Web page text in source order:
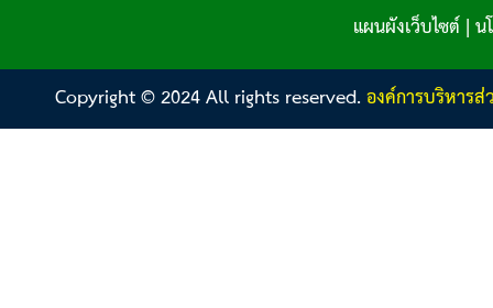
แผนผังเว็บไซต์|น
Copyright © 2024 All rights reserved.องค์การบริหาร